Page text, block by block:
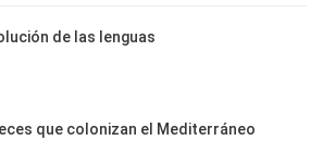
de las lenguas
que colonizan el Mediterráneo